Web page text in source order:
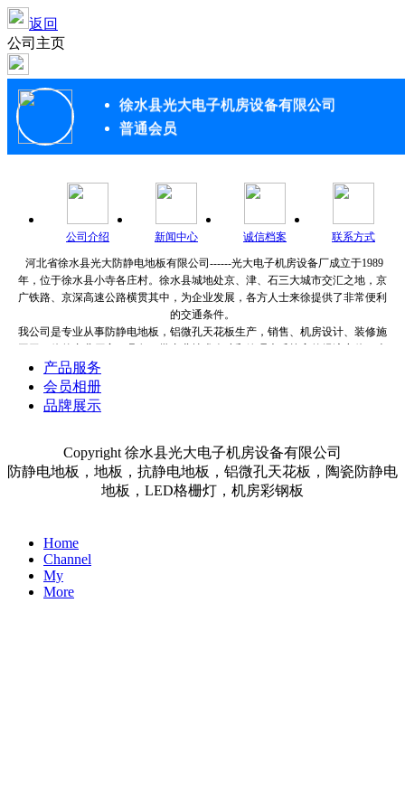
返回
公司主页
徐水县光大电子机房设备有限公司
普通会员
公司介绍 新闻中心 诚信档案 联系方式
河北省徐水县光大防静电地板有限公司 ------光大电子机房设备厂成立于1989
年，位于徐水县小寺各庄村。徐水县城地处京、津、石三大城市交汇之地，京
广铁路、京深高速公路横贯其中，为企业发展，各方人士来徐提供了非常便利
的交通条件。
我公司是专业从事防静电地板，铝微孔天花板生产，销售、机房设计、装修施
单位生产的抗静电活动地板经国家指定部门的鉴定，质量达到国内先进水平，
组装方便，高度可自由调整，有很好的互换性，灵活性，机房配套产品首选。
自成立以来，公司始终秉承质量第一，以价取胜的竞争理念。多年来光大
畅销全国。新近发明的创新产品已获国家专利的“天兴牌”瓷砖钢地板更受广大
客户欢迎。以其优良的品质：抗静电、防火、防水、无辐射等优点，在国际、
国内市场上非常畅销，在航天、航空、邮电通讯、科研院校、金融军事、广播
料供应还是计算机机房的安装，均无因质量问题引起矛盾和纠纷，质量合格率
达成
100%。经电子工业部、信息产业部防静电产品质量监督检验中心检测均获
产品服务
会员相册
品牌展示
Copyright 徐水县光大电子机房设备有限公司
防静电地板，地板，抗静电地板，铝微孔天花板，陶瓷防静电
地板，LED格栅灯，机房彩钢板
Home
Channel
My
More